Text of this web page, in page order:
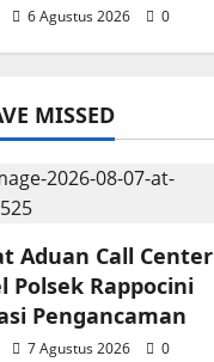
6 Agustus 2026 0
MISSED
Aduan Call Center
Polsek Rappocini
Pengancaman
7 Agustus 2026 0